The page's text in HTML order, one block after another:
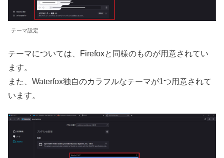
テーマ設定
テーマについては、Firefoxと同様のものが用意されてい
ます。
また、Waterfox独自のカラフルなテーマが1つ用意されて
います。